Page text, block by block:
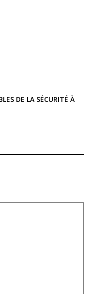
DE LA SÉCURITÉ À